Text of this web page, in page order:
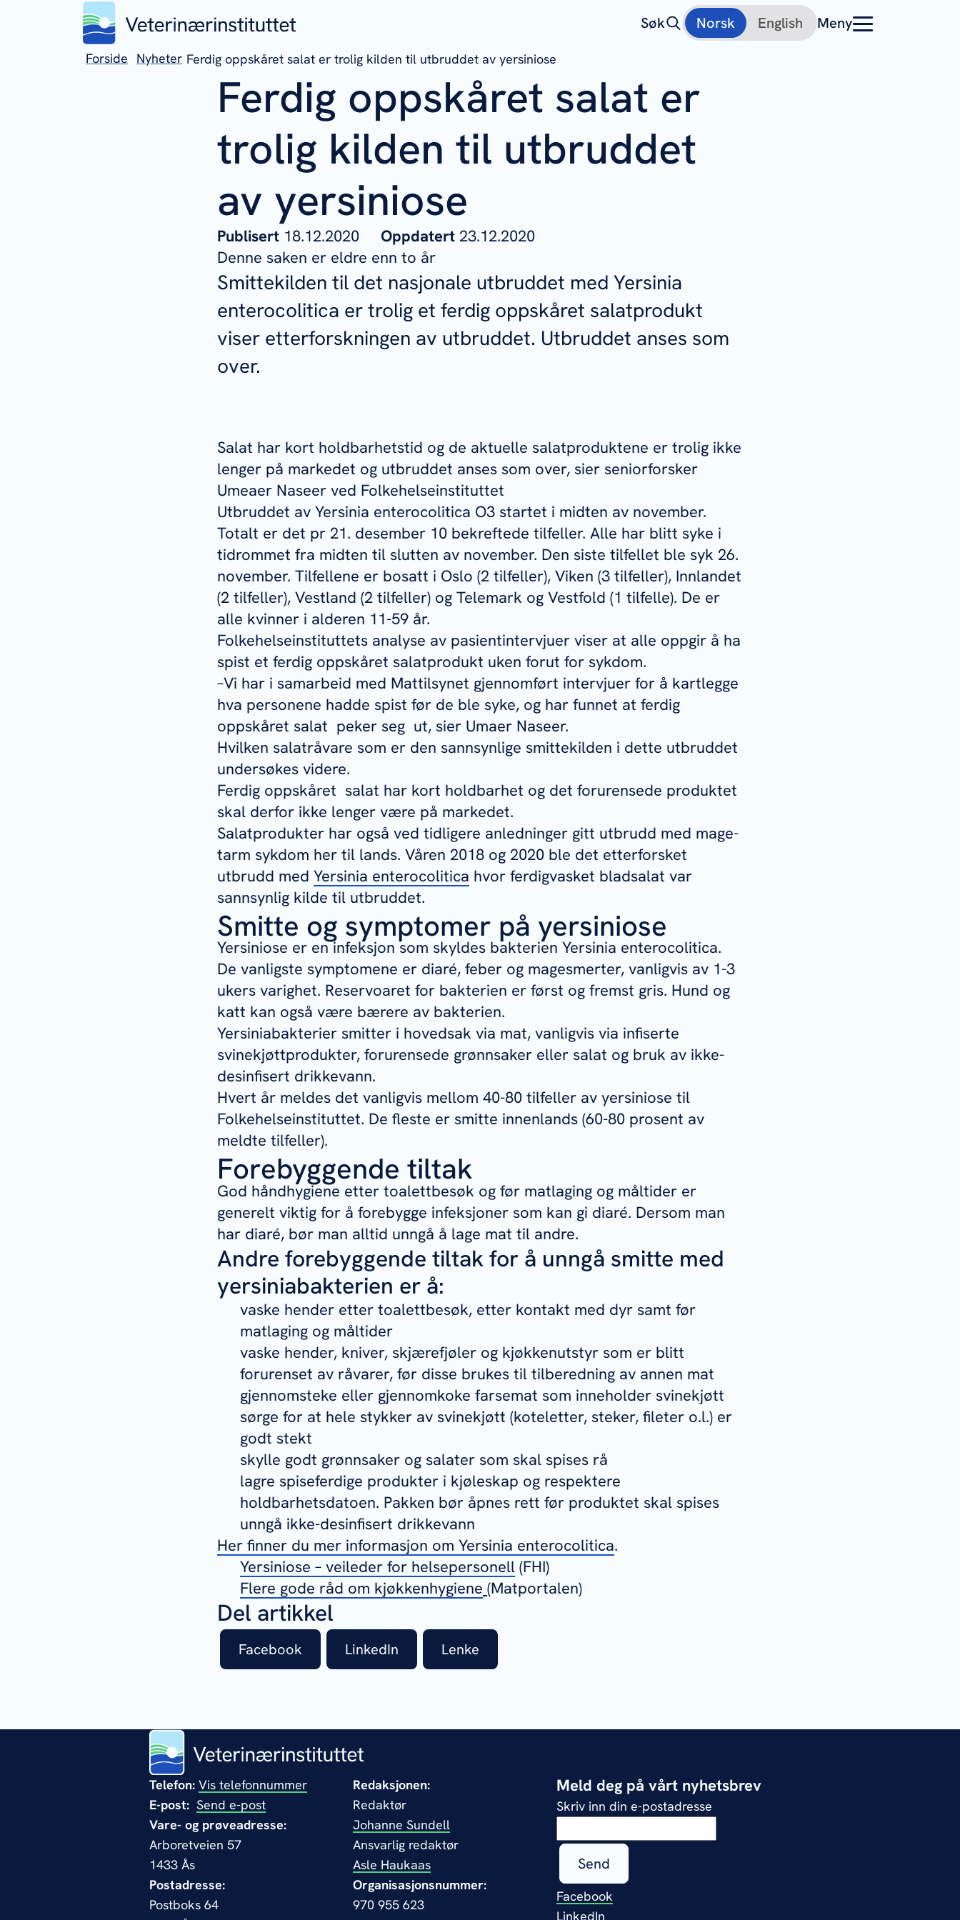
Søk Norsk English Meny
Forside Nyheter Ferdig oppskåret salat er trolig kilden til utbruddet av yersiniose
Ferdig oppskåret salat er
trolig kilden til utbruddet
av yersiniose
Publisert 18.12.2020 Oppdatert 23.12.2020
Denne saken er eldre enn to år
Smittekilden til det nasjonale utbruddet med Yersinia
enterocolitica er trolig et ferdig oppskåret salatprodukt
viser etterforskningen av utbruddet. Utbruddet anses som
over.
Salat har kort holdbarhetstid og de aktuelle salatproduktene er trolig ikke
lenger på markedet og utbruddet anses som over, sier seniorforsker
Umeaer Naseer ved Folkehelseinstituttet
Utbruddet av Yersinia enterocolitica O3 startet i midten av november.
Totalt er det pr 21. desember 10 bekreftede tilfeller. Alle har blitt syke i
tidrommet fra midten til slutten av november. Den siste tilfellet ble syk 26.
november. Tilfellene er bosatt i Oslo (2 tilfeller), Viken (3 tilfeller), Innlandet
(2 tilfeller), Vestland (2 tilfeller) og Telemark og Vestfold (1 tilfelle). De er
alle kvinner i alderen 11-59 år.
Folkehelseinstituttets analyse av pasientintervjuer viser at alle oppgir å ha
spist et ferdig oppskåret salatprodukt uken forut for sykdom.
–Vi har i samarbeid med Mattilsynet gjennomført intervjuer for å kartlegge
hva personene hadde spist før de ble syke, og har funnet at ferdig
oppskåret salat peker seg ut, sier Umaer Naseer.
Hvilken salatråvare som er den sannsynlige smittekilden i dette utbruddet
undersøkes videre.
Ferdig oppskåret salat har kort holdbarhet og det forurensede produktet
skal derfor ikke lenger være på markedet.
Salatprodukter har også ved tidligere anledninger gitt utbrudd med mage-
tarm sykdom her til lands. Våren 2018 og 2020 ble det etterforsket
utbrudd med Yersinia enterocolitica hvor ferdigvasket bladsalat var
sannsynlig kilde til utbruddet.
Smitte og symptomer på yersiniose
Yersiniose er en infeksjon som skyldes bakterien Yersinia enterocolitica.
De vanligste symptomene er diaré, feber og magesmerter, vanligvis av 1-3
ukers varighet. Reservoaret for bakterien er først og fremst gris. Hund og
katt kan også være bærere av bakterien.
Yersiniabakterier smitter i hovedsak via mat, vanligvis via infiserte
svinekjøttprodukter, forurensede grønnsaker eller salat og bruk av ikke-
desinfisert drikkevann.
Hvert år meldes det vanligvis mellom 40-80 tilfeller av yersiniose til
Folkehelseinstituttet. De fleste er smitte innenlands (60-80 prosent av
meldte tilfeller).
Forebyggende tiltak
God håndhygiene etter toalettbesøk og før matlaging og måltider er
generelt viktig for å forebygge infeksjoner som kan gi diaré. Dersom man
har diaré, bør man alltid unngå å lage mat til andre.
Andre forebyggende tiltak for å unngå smitte med
yersiniabakterien er å:
vaske hender etter toalettbesøk, etter kontakt med dyr samt før
matlaging og måltider
vaske hender, kniver, skjærefjøler og kjøkkenutstyr som er blitt
forurenset av råvarer, før disse brukes til tilberedning av annen mat
gjennomsteke eller gjennomkoke farsemat som inneholder svinekjøtt
sørge for at hele stykker av svinekjøtt (koteletter, steker, fileter o.l.) er
godt stekt
skylle godt grønnsaker og salater som skal spises rå
lagre spiseferdige produkter i kjøleskap og respektere
holdbarhetsdatoen. Pakken bør åpnes rett før produktet skal spises
unngå ikke-desinfisert drikkevann
Her finner du mer informasjon om Yersinia enterocolitica.
Yersiniose – veileder for helsepersonell (FHI)
Flere gode råd om kjøkkenhygiene (Matportalen)
Del artikkel
Facebook LinkedIn Lenke
Telefon: Vis telefonnummer
E-post: Send e-post
Vare- og prøveadresse:
Arboretveien 57
1433 Ås
Postadresse:
Postboks 64
Redaksjonen:
Redaktør
Johanne Sundell
Ansvarlig redaktør
Asle Haukaas
Organisasjonsnummer:
970 955 623
Meld deg på vårt nyhetsbrev
Skriv inn din e-postadresse
Send
Facebook
LinkedIn